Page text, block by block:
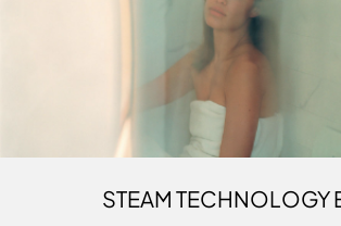
STEAM TECHNOLOGY